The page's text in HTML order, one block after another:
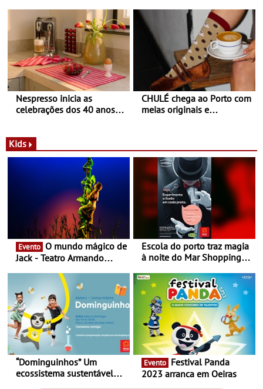
Balance
Nespresso inicia as
celebrações dos 40 anos
Novas - Edição limitada
Nespresso x Torres Novas
CHULÉ chega ao Porto com
meias originais e
Shopping
Kids
Evento
Jack - Teatro Armando
Escola do porto traz magia
à noite do Mar Shopping
29 de abril, às 21h00
“Dominguinhos” Um
ecossistema sustentável
Evento
2023 arranca em Oeiras